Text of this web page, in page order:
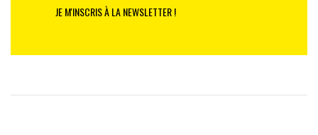
JE M'INSCRIS À LA NEWSLETTER !